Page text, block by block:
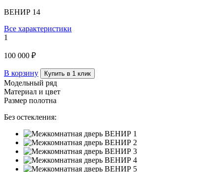
ВЕНИР 14
Все характеристики
1
100 000 ₽
В корзину Купить в 1 клик
Модельный ряд
Материал и цвет
Размер полотна
Без остекления: